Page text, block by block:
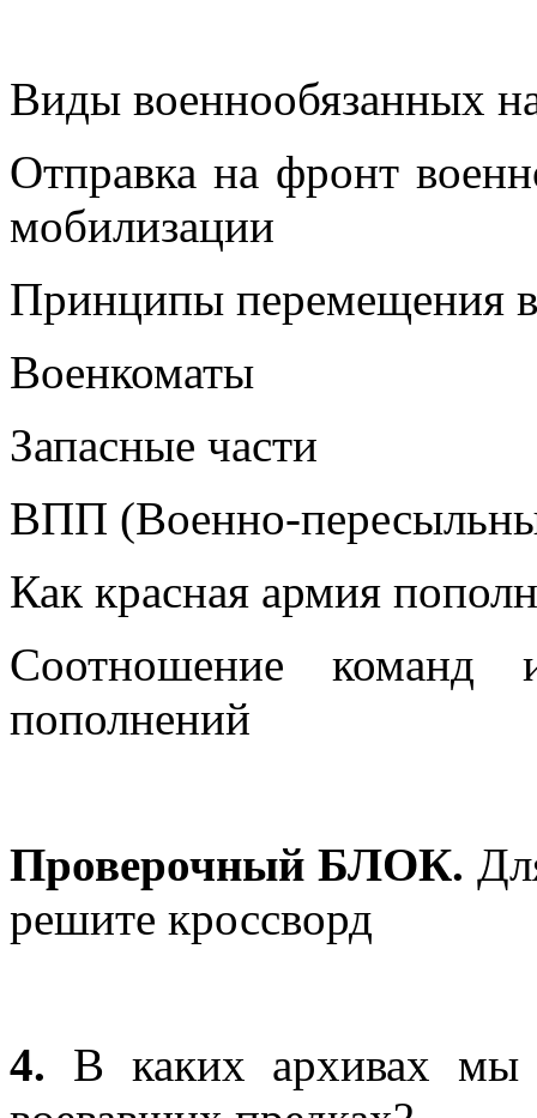
Виды военнообязанных
Отправка на фронт
мобилизации
Принципы перемещения
Военкоматы
Запасные части
ВПП (Военно-
Как красная армия
Соотношение команд
пополнений
Проверочный БЛОК.
решите кроссворд
4. В каких архивах